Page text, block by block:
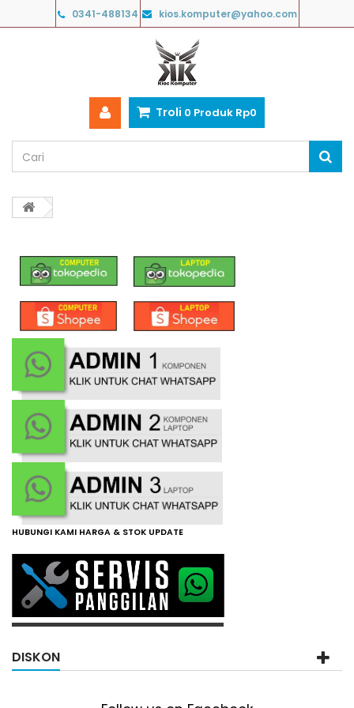
0341-488134 kios.komputer@yahoo.com
Troli 0 Produk Rp‎0
HUBUNGI KAMI HARGA & STOK UPDATE
DISKON